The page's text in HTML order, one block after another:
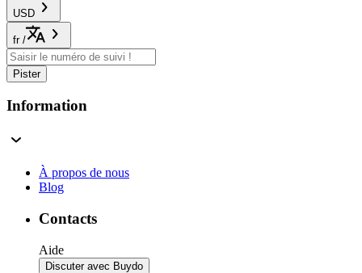
USD
fr /
Pister
Information
À propos de nous
Blog
Contacts
Aide
Discuter avec Buydo